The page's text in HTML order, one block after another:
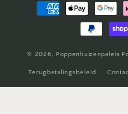
Betaalmethoden
© 2026, Poppenhuizenpaleis
Terugbetalingsbeleid